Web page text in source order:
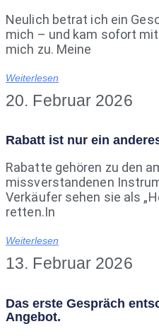
Neulich betrat ich ein
mich – und kam sofort
mich zu. Meine
Weiterlesen
20. Februar 2026
Rabatt ist nur ein
Rabatte gehören zu den
missverstandenen
Verkäufer sehen sie als
retten.In
Weiterlesen
13. Februar 2026
Das erste Gespräch
Angebot.